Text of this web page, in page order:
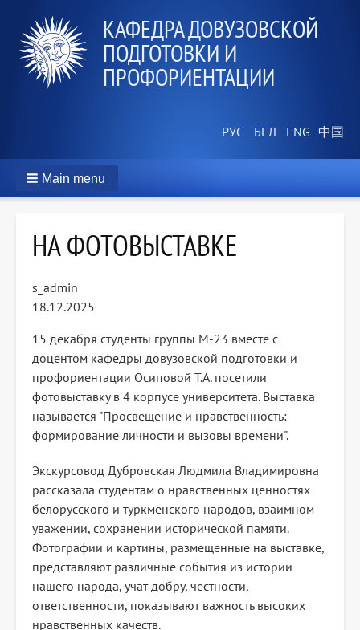
КАФЕДРА ДОВУЗОВСКОЙ
ПОДГОТОВКИ И
ПРОФОРИЕНТАЦИИ
Main menu
НА ФОТОВЫСТАВКЕ
s_admin
18.12.2025
15 декабря студенты группы М-23 вместе с
доцентом кафедры довузовской подготовки и
профориентации Осиповой Т.А. посетили
фотовыставку в 4 корпусе университета. Выставка
называется "Просвещение и нравственность:
формирование личности и вызовы времени".
Экскурсовод Дубровская Людмила Владимировна
рассказала студентам о нравственных ценностях
белорусского и туркменского народов, взаимном
уважении, сохранении исторической памяти.
Фотографии и картины, размещенные на выставке,
представляют различные события из истории
нашего народа, учат добру, честности,
ответственности, показывают важность высоких
нравственных качеств.